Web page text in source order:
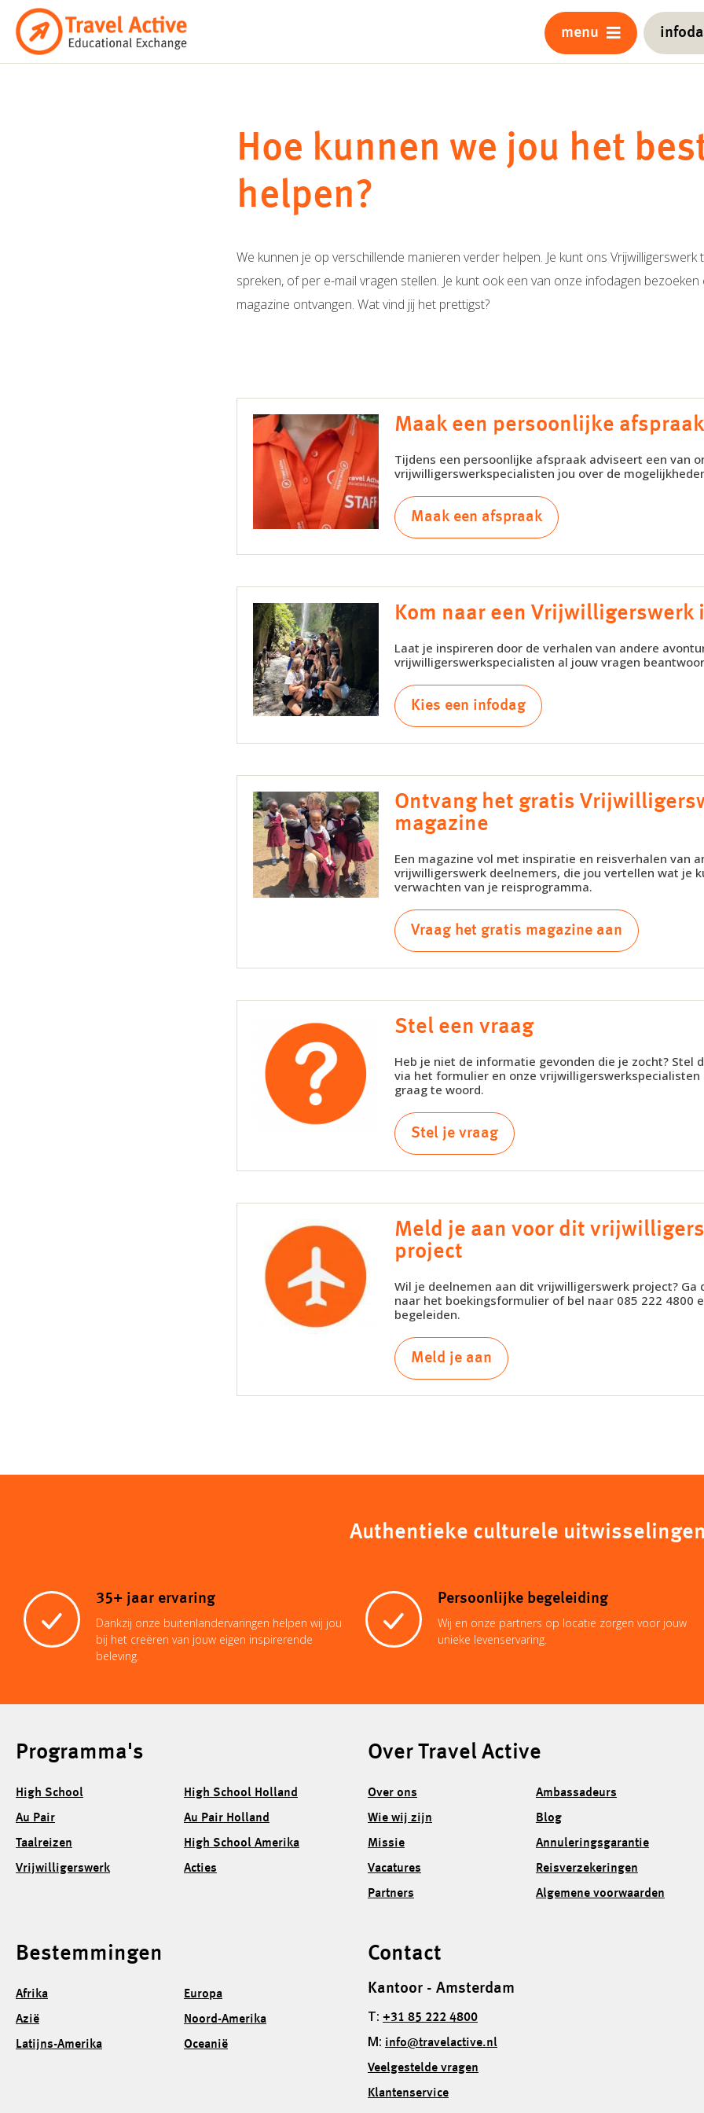
naar
menu
Hoe kunnen we jou het
helpen?
We kunnen je op verschillende manieren verder helpen. Je kunt ons Vrijwilligerswerk
spreken, of per e-mail vragen stellen. Je kunt ook een van onze infodagen
magazine ontvangen. Wat vind jij het prettigst?
Maak een persoonlijke afspraak
Tijdens een persoonlijke afspraak adviseert een van
vrijwilligerswerkspecialisten jou over de
Maak een afspraak
Kom naar een Vrijwilligerswerk
Laat je inspireren door de verhalen van andere
vrijwilligerswerkspecialisten al jouw vragen
Kies een infodag
Ontvang het gratis
magazine
Een magazine vol met inspiratie en reisverhalen van
vrijwilligerswerk deelnemers, die jou vertellen wat je
verwachten van je reisprogramma.
Vraag het gratis magazine aan
Stel een vraag
Heb je niet de informatie gevonden die je zocht? Stel
via het formulier en onze vrijwilligerswerkspecialisten
graag te woord.
Stel je vraag
Meld je aan voor dit
project
Wil je deelnemen aan dit vrijwilligerswerk project? Ga
naar het boekingsformulier of bel naar 085 222 4800
begeleiden.
Meld je aan
Authentieke culturele uitwisselingen
35+ jaar ervaring
Dankzij onze buitenlandervaringen helpen wij jou
bij het creëren van jouw eigen inspirerende
beleving.
Persoonlijke begeleiding
Wij en onze partners op locatie zorgen voor jouw
unieke levenservaring.
Programma's
High School
Au Pair
Taalreizen
Vrijwilligerswerk
High School Holland
Au Pair Holland
High School Amerika
Acties
Over Travel Active
Over ons
Wie wij zijn
Missie
Vacatures
Partners
Ambassadeurs
Blog
Annuleringsgarantie
Reisverzekeringen
Algemene voorwaarden
Bestemmingen
Afrika
Azië
Latijns-Amerika
Europa
Noord-Amerika
Oceanië
Contact
Kantoor - Amsterdam
T: +31 85 222 4800
M: info@travelactive.nl
Veelgestelde vragen
Klantenservice